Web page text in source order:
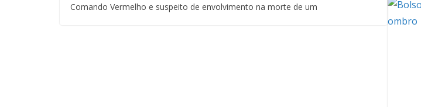
Comando Vermelho e suspeito de envolvimento na morte de um